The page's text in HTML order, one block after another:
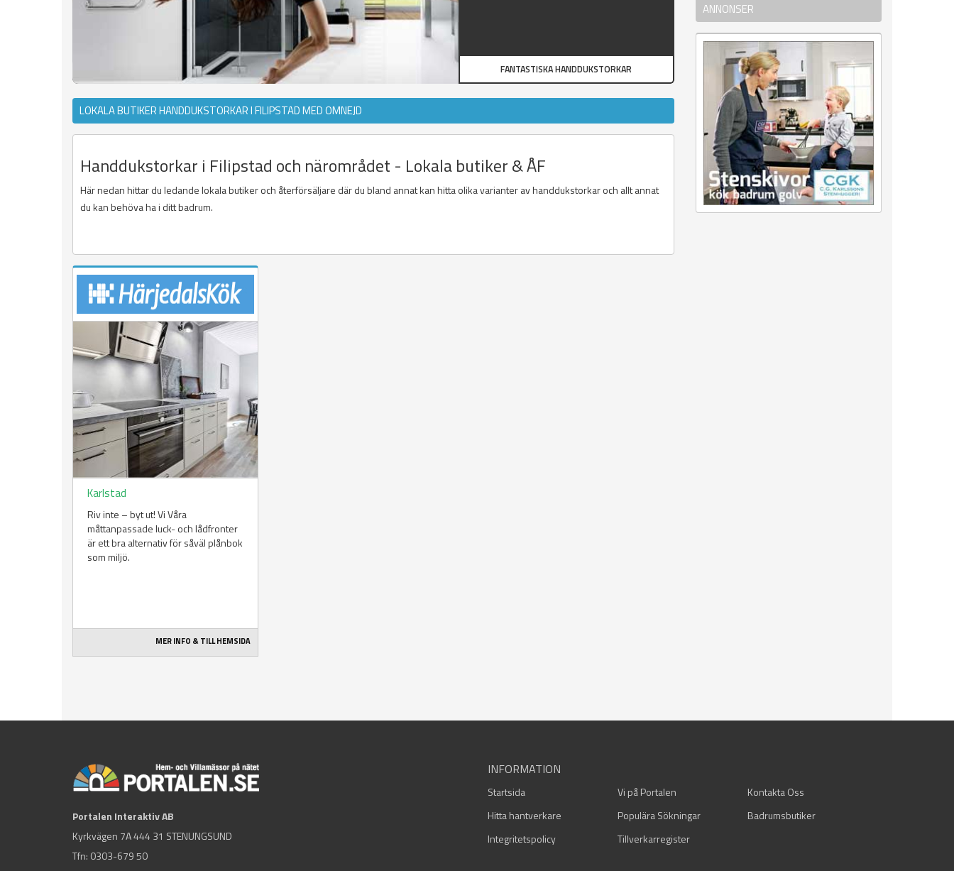
FANTASTISKA HANDDUKSTORKAR
LOKALA BUTIKER HANDDUKSTORKAR I FILIPSTAD MED OMNEJD
Handdukstorkar i Filipstad och närområdet - Lokala butiker & ÅF
Här nedan hittar du ledande lokala butiker och återförsäljare där du bland annat kan hitta olika varianter av handdukstorkar och allt annat
du kan behöva ha i ditt badrum.
Karlstad
Riv inte – byt ut! Vi Våra
måttanpassade luck- och lådfronter
är ett bra alternativ för såväl plånbok
som miljö.
MER INFO & TILL HEMSIDA
ANNONSER
Portalen Interaktiv AB
Kyrkvägen 7A 444 31 STENUNGSUND
Tfn: 0303-679 50
INFORMATION
Startsida Vi på Portalen
Kontakta Oss
Hitta hantverkare
Populära Sökningar
Badrumsbutiker
Integritetspolicy
Tillverkarregister